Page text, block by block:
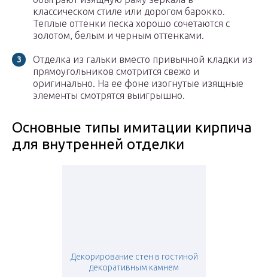
классическом стиле или дорогом барокко.
Теплые оттенки песка хорошо сочетаются с
золотом, белым и черным оттенками.
Отделка из гальки вместо привычной кладки из
прямоугольников смотрится свежо и
оригинально. На ее фоне изогнутые изящные
элементы смотрятся выигрышно.
Основные типы имитации кирпича
для внутренней отделки
Декорирование стен в гостиной
декоративным камнем